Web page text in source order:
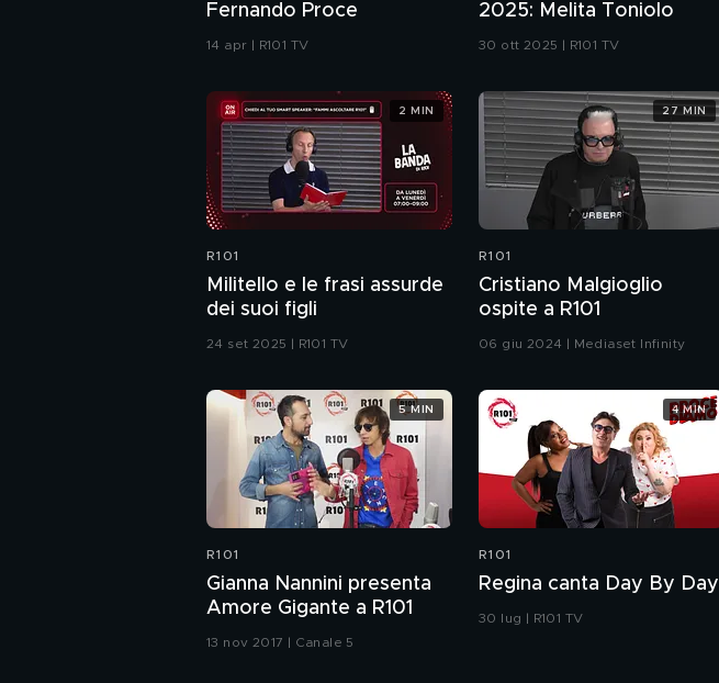
Fernando Proce
14 apr | R101 TV
2025: Melita Toniolo
30 ott 2025 | R101 TV
R101
Militello e le frasi assurde
dei suoi figli
24 set 2025 | R101 TV
2 MIN
R101
Cristiano Malgioglio
ospite a R101
06 giu 2024 | Mediaset Infinity
27 MIN
R101
Gianna Nannini presenta
Amore Gigante a R101
13 nov 2017 | Canale 5
5 MIN
R101
Regina canta Day By Day
30 lug | R101 TV
4 MIN